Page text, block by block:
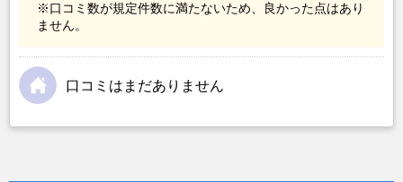
※口コミ数が規定件数に満たないため、良かった点はあり
ません。
口コミはまだありません